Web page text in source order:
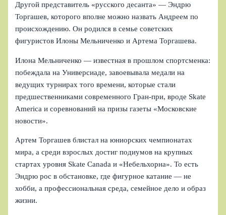
Другой представитель «русского десанта» — Эндрю
Торгашев, которого вполне можно назвать Андреем по
происхождению. Он родился в семье советских
фигуристов Илоны Мельниченко и Артема Торгашева.
Илона Мельниченко — известная в прошлом спортсменка:
побеждала на Универсиаде, завоевывала медали на
ведущих турнирах того времени, которые стали
предшественниками современного Гран-при, вроде Skate
America и соревнований на призы газеты «Московские
новости».
Артем Торгашев блистал на юниорских чемпионатах
мира, а среди взрослых достиг подиумов на крупных
стартах уровня Skate Canada и «Небельхорна». То есть
Эндрю рос в обстановке, где фигурное катание — не
хобби, а профессиональная среда, семейное дело и образ
жизни.